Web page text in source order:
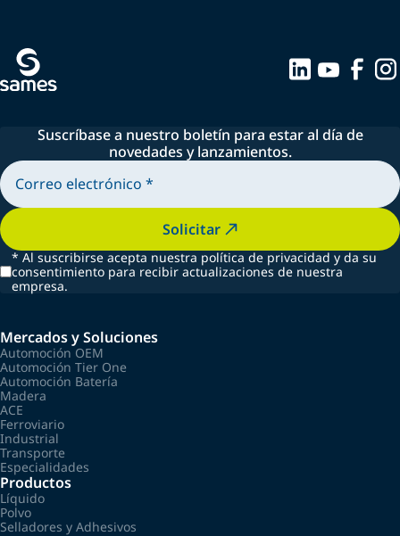
Suscríbase a nuestro boletín para estar al día de
novedades y lanzamientos.
Solicitar
* Al suscribirse acepta nuestra política de privacidad y da su
consentimiento para recibir actualizaciones de nuestra
empresa.
Mercados y Soluciones
Automoción OEM
Automoción Tier One
Automoción Batería
Madera
ACE
Ferroviario
Industrial
Transporte
Especialidades
Productos
Líquido
Polvo
Selladores y Adhesivos